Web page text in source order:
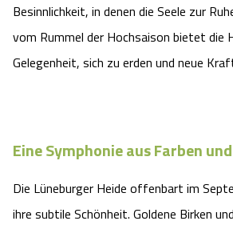
Besinnlichkeit, in denen die Seele zur
vom Rummel der Hochsaison bietet die
Gelegenheit, sich zu erden und neue
Eine Symphonie aus Farben
Die Lüneburger Heide offenbart im
ihre subtile Schönheit. Goldene Birken